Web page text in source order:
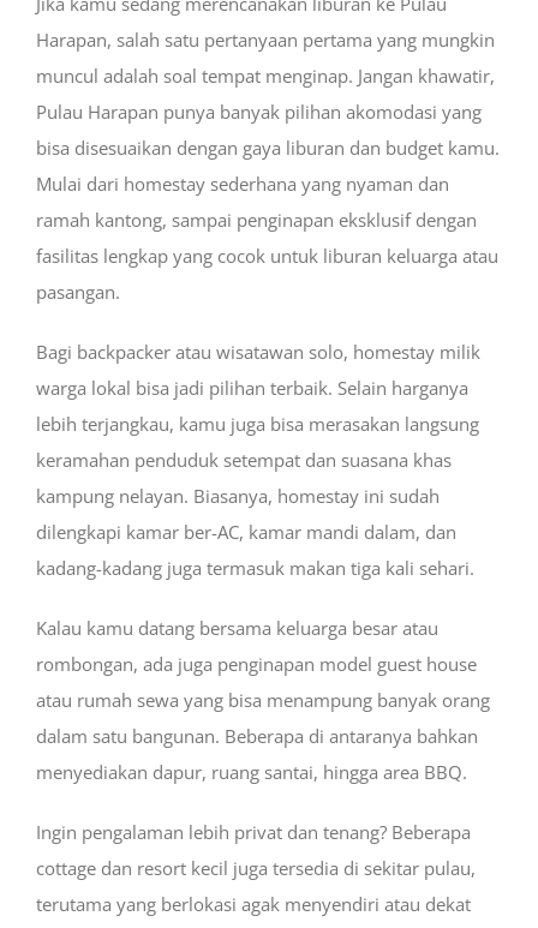
Harapan, salah satu pertanyaan pertama yang mungkin
muncul adalah soal tempat menginap. Jangan khawatir,
Pulau Harapan punya banyak pilihan akomodasi yang
bisa disesuaikan dengan gaya liburan dan budget kamu.
Mulai dari homestay sederhana yang nyaman dan
ramah kantong, sampai penginapan eksklusif dengan
fasilitas lengkap yang cocok untuk liburan keluarga atau
pasangan.
Bagi backpacker atau wisatawan solo, homestay milik
warga lokal bisa jadi pilihan terbaik. Selain harganya
lebih terjangkau, kamu juga bisa merasakan langsung
keramahan penduduk setempat dan suasana khas
kampung nelayan. Biasanya, homestay ini sudah
dilengkapi kamar ber-AC, kamar mandi dalam, dan
kadang-kadang juga termasuk makan tiga kali sehari.
Kalau kamu datang bersama keluarga besar atau
rombongan, ada juga penginapan model guest house
atau rumah sewa yang bisa menampung banyak orang
dalam satu bangunan. Beberapa di antaranya bahkan
menyediakan dapur, ruang santai, hingga area BBQ.
Ingin pengalaman lebih privat dan tenang? Beberapa
cottage dan resort kecil juga tersedia di sekitar pulau,
terutama yang berlokasi agak menyendiri atau dekat